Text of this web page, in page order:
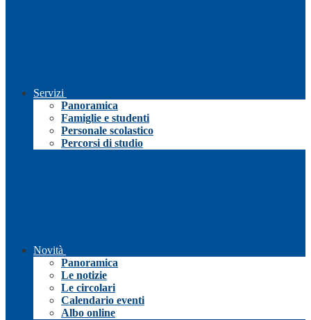
Servizi
Panoramica
Famiglie e studenti
Personale scolastico
Percorsi di studio
Novità
Panoramica
Le notizie
Le circolari
Calendario eventi
Albo online